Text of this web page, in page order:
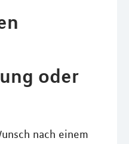
oder
nach einem